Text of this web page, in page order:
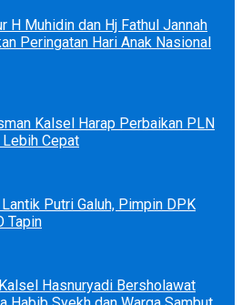
H Muhidin dan Hj Fathul Jannah
Peringatan Hari Anak Nasional
Kalsel Harap Perbaikan PLN
Cepat
Putri Galuh, Pimpin DPK
Tapin
Hasnuryadi Bersholawat